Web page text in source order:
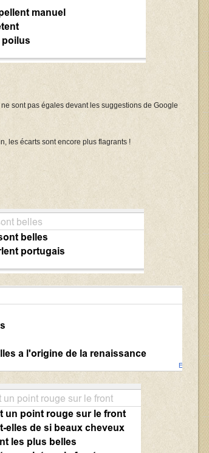
sont pas égales devant les suggestions de Google
les écarts sont encore plus flagrants !